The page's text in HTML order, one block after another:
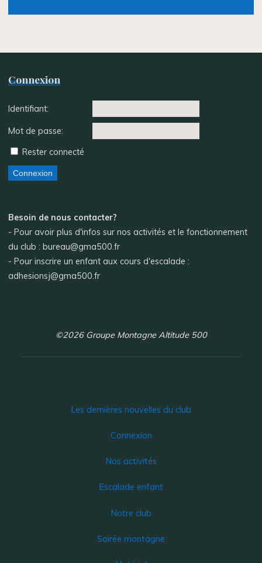
Connexion
Identifiant:
Mot de passe:
Rester connecté
Connexion
Besoin de nous contacter?
- Pour avoir plus d'infos sur nos activités et le fonctionnement
du club : bureau@gma500.fr
- Pour inscrire un enfant aux cours d'escalade :
adhesionsj@gma500.fr
©2026 Groupe Montagne Altitude 500
Les dernières nouvelles du club
Connexion
Nos activités
Escalade enfant
Notre club
Soirée montagne